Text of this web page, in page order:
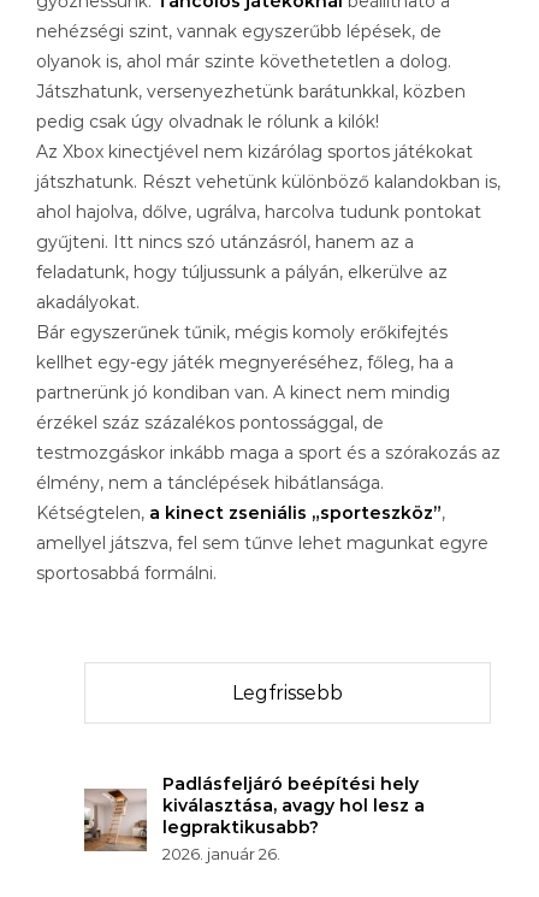
nehézségi szint, vannak egyszerűbb lépések, de
olyanok is, ahol már szinte követhetetlen a dolog.
Játszhatunk, versenyezhetünk barátunkkal, közben
pedig csak úgy olvadnak le rólunk a kilók!
Az Xbox kinectjével nem kizárólag sportos játékokat
játszhatunk. Részt vehetünk különböző kalandokban is,
ahol hajolva, dőlve, ugrálva, harcolva tudunk pontokat
gyűjteni. Itt nincs szó utánzásról, hanem az a
feladatunk, hogy túljussunk a pályán, elkerülve az
akadályokat.
Bár egyszerűnek tűnik, mégis komoly erőkifejtés
kellhet egy-egy játék megnyeréséhez, főleg, ha a
partnerünk jó kondiban van. A kinect nem mindig
érzékel száz százalékos pontossággal, de
testmozgáskor inkább maga a sport és a szórakozás az
élmény, nem a tánclépések hibátlansága.
Kétségtelen, a kinect zseniális „sporteszköz”,
amellyel játszva, fel sem tűnve lehet magunkat egyre
sportosabbá formálni.
Legfrissebb
Padlásfeljáró beépítési hely
kiválasztása, avagy hol lesz a
legpraktikusabb?
2026. január 26.